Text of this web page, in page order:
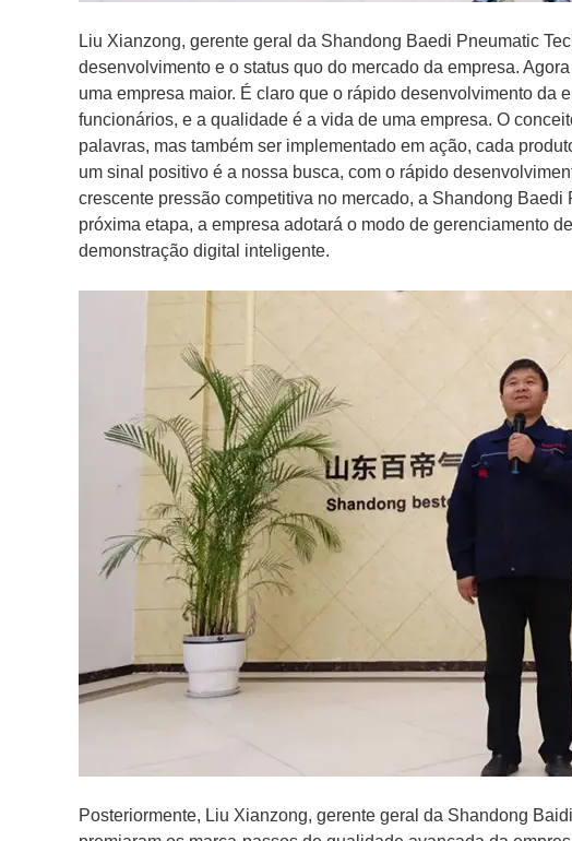
Liu Xianzong, gerente geral da Shandong Baedi Pneumatic
desenvolvimento e o status quo do mercado da empresa.
uma empresa maior. É claro que o rápido desenvolvimento da
funcionários, e a qualidade é a vida de uma empresa. O
palavras, mas também ser implementado em ação, cada
um sinal positivo é a nossa busca, com o rápido
crescente pressão competitiva no mercado, a Shandong
próxima etapa, a empresa adotará o modo de gerenciamento
demonstração digital inteligente.
Posteriormente, Liu Xianzong, gerente geral da Shandong